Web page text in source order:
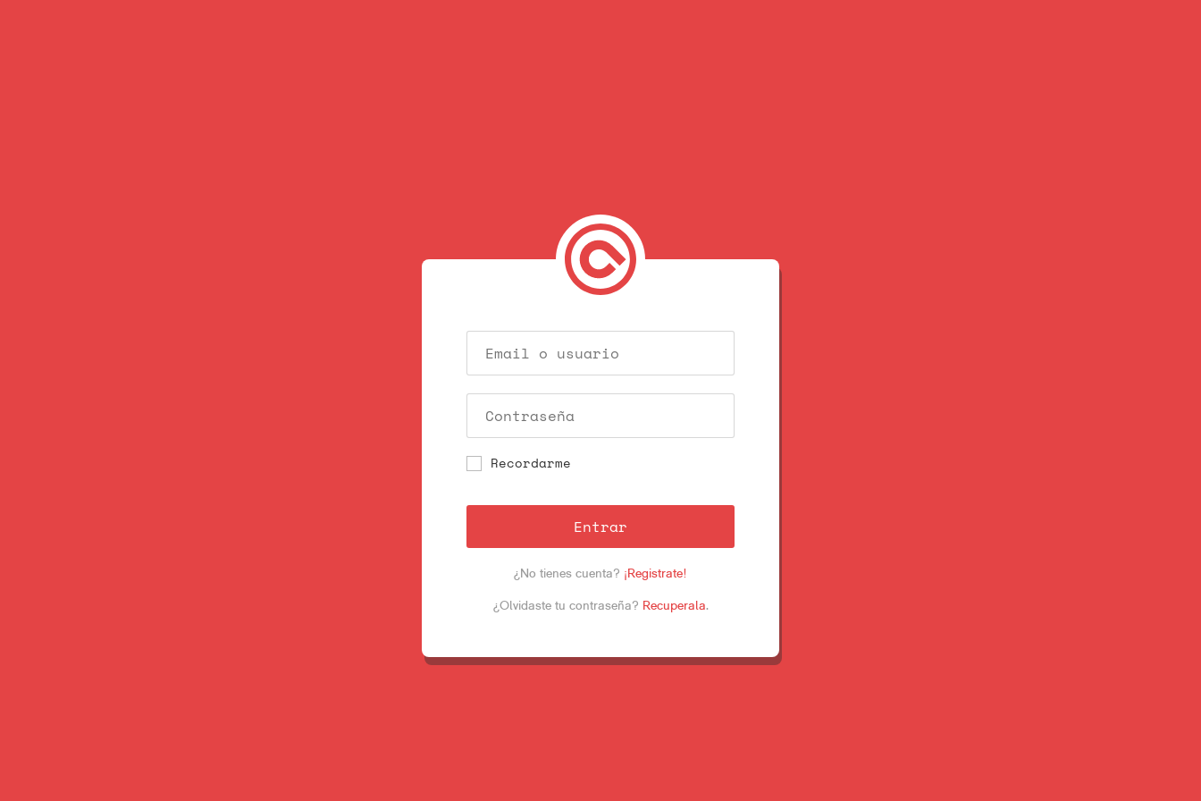
Recordarme
Entrar
¿No tienes cuenta? ¡Registrate!
¿Olvidaste tu contraseña? Recuperala.